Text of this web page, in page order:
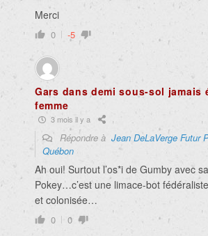
Merci
0 -5
Gars dans demi sous-sol jamais
femme
3 mois il y a
Répondre à Jean DeLaVerge Futur
Québon
Ah oui! Surtout l’os*i de Gumby avec
Pokey…c’est une limace-bot
et colonisée…
0 0